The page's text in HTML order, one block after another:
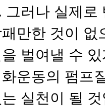
그러나 실제
만한 것이
벌여낼 수
운동의 펌프
실천이 될